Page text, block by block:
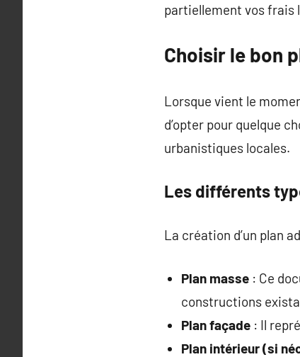
partiellement vos frais
Choisir le bon
Lorsque vient le
d’opter pour quelque
urbanistiques locales.
Les différents
La création d’un plan
Plan masse: Ce
constructions
Plan façade: Il
Plan intérieur (si